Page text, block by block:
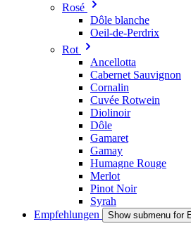
Rosé
Dôle blanche
Oeil-de-Perdrix
Rot
Ancellotta
Cabernet Sauvignon
Cornalin
Cuvée Rotwein
Diolinoir
Dôle
Gamaret
Gamay
Humagne Rouge
Merlot
Pinot Noir
Syrah
Empfehlungen
Show submenu for